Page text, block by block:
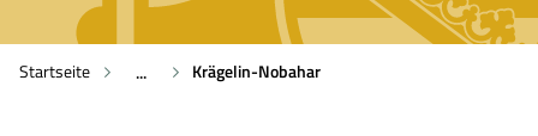
Startseite ... Krägelin-Nobahar